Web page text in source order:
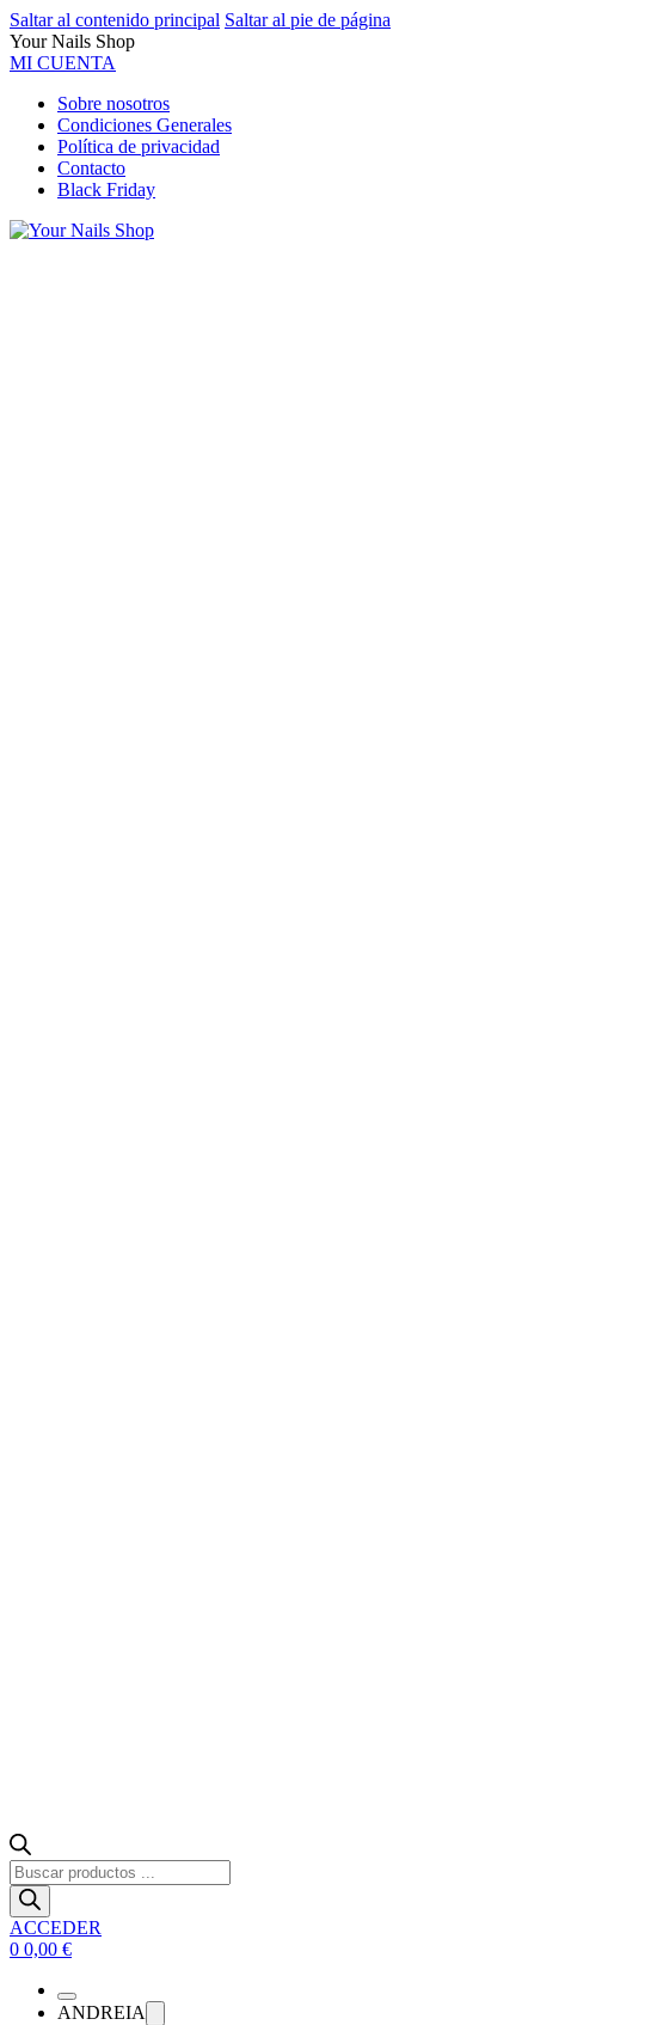
Saltar al contenido principal Saltar al pie de página
Your Nails Shop
MI CUENTA
Sobre nosotros
Condiciones Generales
Política de privacidad
Contacto
Black Friday
Búsqueda
de
productos
ACCEDER
0 0,00 €
ANDREIA